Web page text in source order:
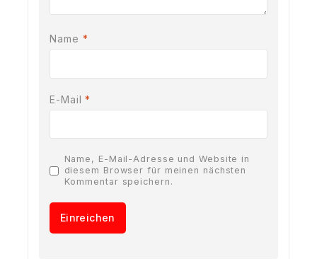
Name *
E-Mail*
Name, E-Mail-Adresse und Website in
diesem Browser für meinen nächsten
Kommentar speichern.